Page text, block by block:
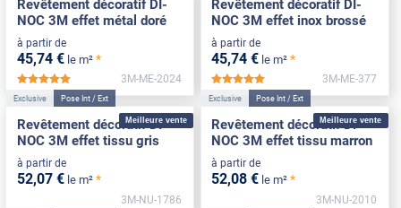
Revêtement décoratif DI-
NOC 3M effet métal doré
à partir de
45,74 € le m² *
*****
3M-ME-2024
Revêtement décoratif DI-
NOC 3M effet inox brossé
à partir de
45,74 € le m² *
3M-ME-377
Meilleure vente
Exclusive Pose Int / Ext
Revêtement décoratif DI-
NOC 3M effet tissu gris
à partir de
52,07 € le m² *
3M-NU-1786
Meilleure vente
Exclusive Pose Int / Ext
Revêtement décoratif DI-
NOC 3M effet tissu marron
à partir de
52,08 € le m² *
3M-NU-2010